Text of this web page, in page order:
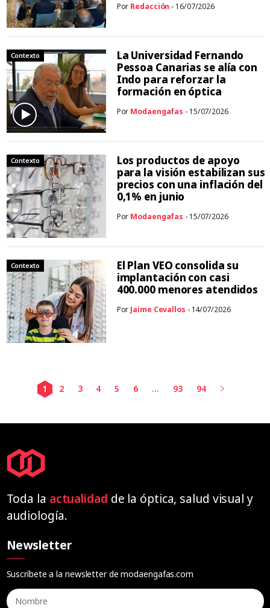
Por Redacción - 16/07/2026
Contexto
La Universidad Fernando
Pessoa Canarias se alía con
Indo para reforzar la
formación en óptica
Por Modaengafas - 15/07/2026
Contexto
Los productos de apoyo
para la visión estabilizan sus
precios con una inflación del
0,1% en junio
Por Modaengafas - 15/07/2026
Contexto
El Plan VEO consolida su
implantación con casi
400.000 menores atendidos
Por Jaime Cevallos - 14/07/2026
1 2 3 4 5 6 ... 93 94
Toda la actualidad de la óptica, salud visual y
audiología.
Newsletter
Suscríbete a la newsletter de modaengafas.com